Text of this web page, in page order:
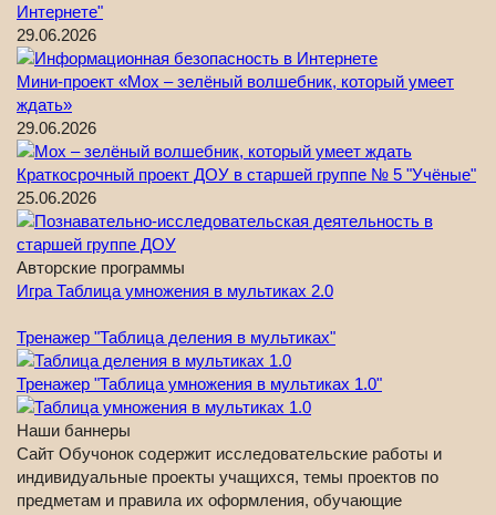
Интернете"
29.06.2026
Мини-проект «Мох – зелёный волшебник, который умеет
ждать»
29.06.2026
Краткосрочный проект ДОУ в старшей группе № 5 "Учёные"
25.06.2026
Авторские программы
Игра Таблица умножения в мультиках 2.0
Тренажер "Таблица деления в мультиках"
Тренажер "Таблица умножения в мультиках 1.0"
Наши баннеры
Сайт Обучонок содержит исследовательские работы и
индивидуальные проекты учащихся, темы проектов по
предметам и правила их оформления, обучающие